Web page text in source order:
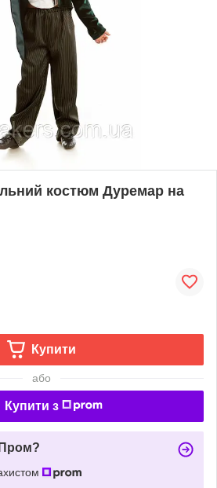
костюм Дуремар на
Купити
або
Купити з